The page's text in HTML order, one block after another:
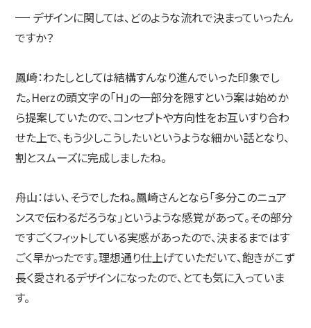
デザインに関しては、どのような流れで決まっていったん
ですか？
鳳崎：わたしとしては結構すんなり進んでいった印象でし
た。Herzの頭文字の「H」の一部分を隠すという案は始めか
ら提案していたので、コンセプトや方向性をお互いすり合わ
せた上で、もう少しこうしたいというような細かい話となり、
割とスムーズに完成しましたね。
舟山：はい、そうでしたね。鳳崎さんとなら「多分このニュア
ンスで伝わるだろうな」というような感覚があって。その部分
ですごくフィットしている実感があったので、決まるまではす
ごく早かったです。理想通り仕上げていただいて、飽きがこず
長く愛されるデザインになったので、とても気に入っていま
す。